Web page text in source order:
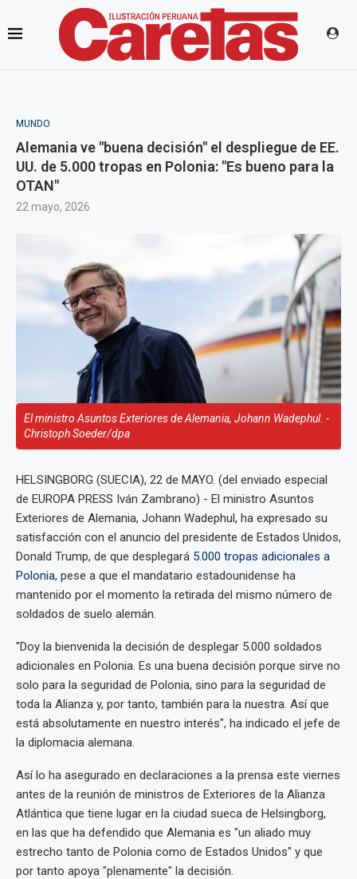
MUNDO
Alemania ve "buena decisión" el despliegue de EE.
UU. de 5.000 tropas en Polonia: "Es bueno para la
OTAN"
22 mayo, 2026
El ministro Asuntos Exteriores de Alemania, Johann Wadephul. -
Christoph Soeder/dpa
HELSINGBORG (SUECIA), 22 de MAYO. (del enviado especial
de EUROPA PRESS Iván Zambrano) - El ministro Asuntos
Exteriores de Alemania, Johann Wadephul, ha expresado su
satisfacción con el anuncio del presidente de Estados Unidos,
Donald Trump, de que desplegará 5.000 tropas adicionales a
Polonia, pese a que el mandatario estadounidense ha
mantenido por el momento la retirada del mismo número de
soldados de suelo alemán.
"Doy la bienvenida la decisión de desplegar 5.000 soldados
adicionales en Polonia. Es una buena decisión porque sirve no
solo para la seguridad de Polonia, sino para la seguridad de
toda la Alianza y, por tanto, también para la nuestra. Así que
está absolutamente en nuestro interés", ha indicado el jefe de
la diplomacia alemana.
Así lo ha asegurado en declaraciones a la prensa este viernes
antes de la reunión de ministros de Exteriores de la Alianza
Atlántica que tiene lugar en la ciudad sueca de Helsingborg,
en las que ha defendido que Alemania es "un aliado muy
estrecho tanto de Polonia como de Estados Unidos" y que
por tanto apoya "plenamente" la decisión.